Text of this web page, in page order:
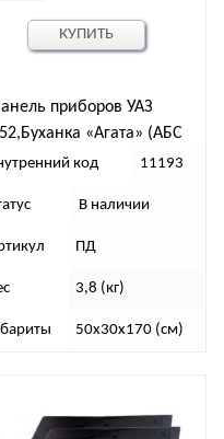
приборов УАЗ
«Агата» (АБС
код 11193
В наличии
ПД
3,8 (кг)
50х30х170 (см)
КУПИТЬ